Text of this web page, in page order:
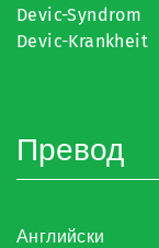
Devic-Syndrom
Devic-Krankheit
Превод
Английски